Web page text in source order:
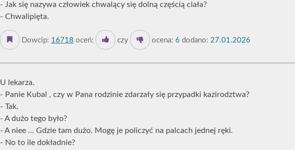
- Jak się nazywa człowiek chwalący się dolną częścią ciała?
- Chwalipięta.
Dowcip: 16718 oceń: czy ocena: 6 dodano: 27.01.2026
U lekarza.
- Panie Kubal , czy w Pana rodzinie zdarzały się przypadki kazirodztwa?
- Tak.
- A dużo tego było?
- A niee ... Gdzie tam dużo. Mogę je policzyć na palcach jednej ręki.
- No to ile dokładnie?